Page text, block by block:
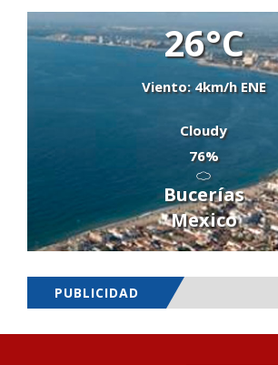
26°C
Viento: 4km/h ENE
Cloudy
76%
Bucerías
Mexico
PUBLICIDAD